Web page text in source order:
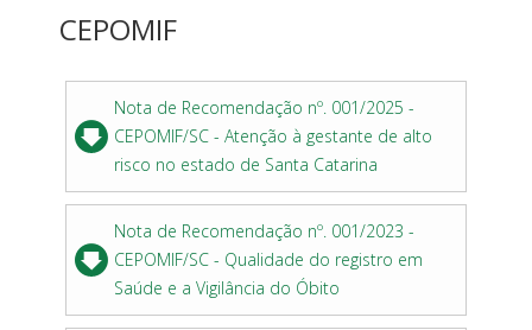
CEPOMIF
Nota de Recomendação nº. 001/2025 -
CEPOMIF/SC - Atenção à gestante de alto
risco no estado de Santa Catarina
Nota de Recomendação nº. 001/2023 -
CEPOMIF/SC - Qualidade do registro em
Saúde e a Vigilância do Óbito